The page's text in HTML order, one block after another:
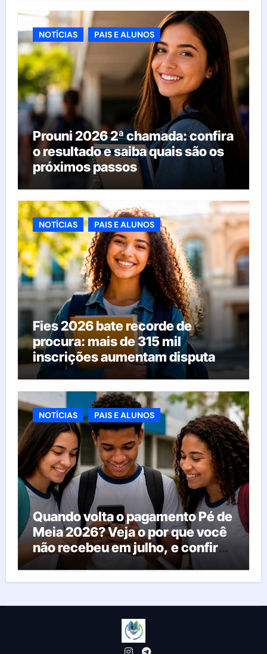
NOTÍCIAS PAIS E ALUNOS
Prouni 2026 2ª chamada: confira
o resultado e saiba quais são os
próximos passos
NOTÍCIAS PAIS E ALUNOS
Fies 2026 bate recorde de
procura: mais de 315 mil
inscrições aumentam disputa
pelas vagas; veja o que acontece
agora
NOTÍCIAS PAIS E ALUNOS
Quando volta o pagamento Pé de
Meia 2026? Veja o por que você
não recebeu em julho, e confira
o calendário oficial